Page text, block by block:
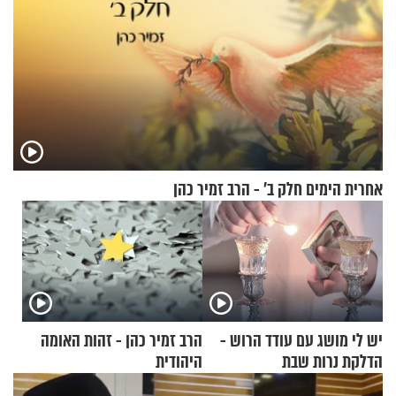
אחרית הימים חלק ב’ - הרב זמיר כהן
יש לי מושג עם עודד הרוש -
הדלקת נרות שבת
הרב זמיר כהן - זהות האומה
היהודית